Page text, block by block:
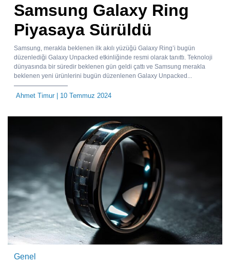
Samsung Galaxy Ring
Piyasaya Sürüldü
Samsung, merakla beklenen ilk akılı yüzüğü Galaxy Ring’i bugün
düzenlediği Galaxy Unpacked etkinliğinde resmi olarak tanıttı. Teknoloji
dünyasında bir süredir beklenen gün geldi çattı ve Samsung merakla
beklenen yeni ürünlerini bugün düzenlenen Galaxy Unpacked...
Ahmet Timur| 10 Temmuz 2024
Genel